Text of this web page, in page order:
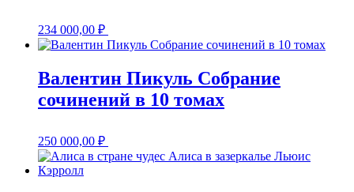
234 000,00 ₽
Валентин Пикуль Собрание
сочинений в 10 томах
250 000,00 ₽